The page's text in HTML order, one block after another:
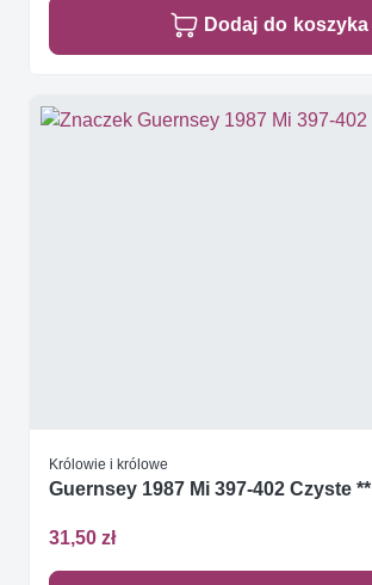
Dodaj do koszyka
Królowie i królowe
Guernsey 1987 Mi 397-402 Czyste **
31,50 zł